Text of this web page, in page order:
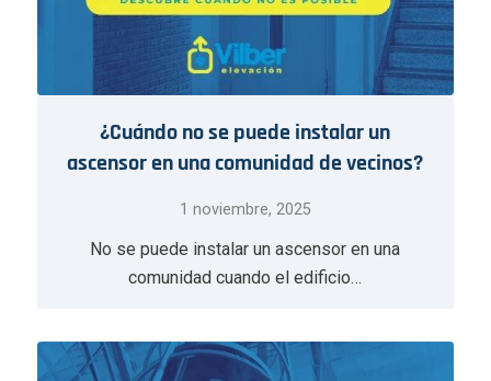
¿Cuándo no se puede instalar un
ascensor en una comunidad de vecinos?
1 noviembre, 2025
No se puede instalar un ascensor en una
comunidad cuando el edificio…